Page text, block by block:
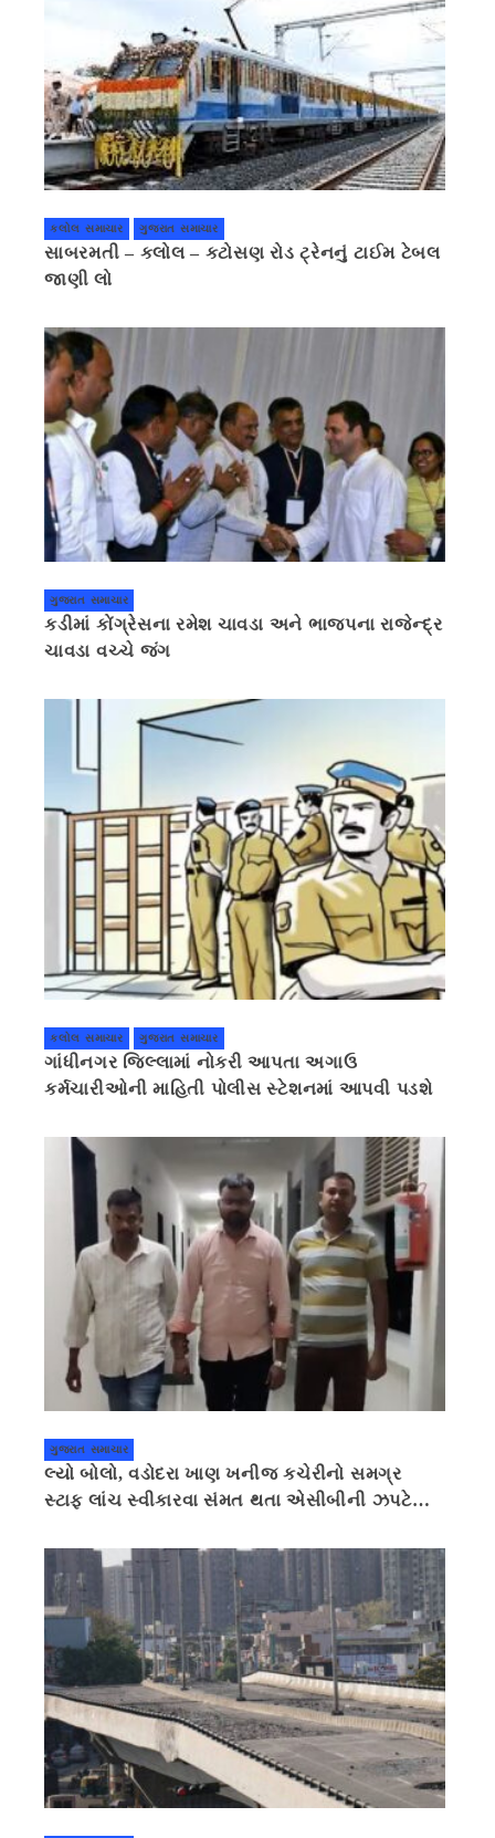
કલોલ સમાચાર ગુજરાત સમાચાર
સાબરમતી – કલોલ – કટોસણ રોડ ટ્રેનનું ટાઈમ ટેબલ
જાણી લો
ગુજરાત સમાચાર
કડીમાં કોંગ્રેસના રમેશ ચાવડા અને ભાજપના રાજેન્દ્ર
ચાવડા વચ્ચે જંગ
કલોલ સમાચાર ગુજરાત સમાચાર
ગાંધીનગર જિલ્લામાં નોકરી આપતા અગાઉ
કર્મચારીઓની માહિતી પોલીસ સ્ટેશનમાં આપવી પડશે
ગુજરાત સમાચાર
લ્યો બોલો, વડોદરા ખાણ ખનીજ કચેરીનો સમગ્ર
સ્ટાફ લાંચ સ્વીકારવા સંમત થતા એસીબીની ઝપટે